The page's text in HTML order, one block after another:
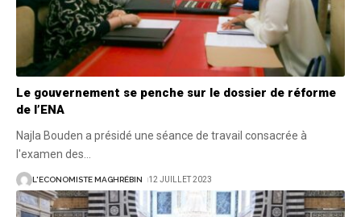
Le gouvernement se penche sur le dossier de réforme
de l’ENA
Najla Bouden a présidé une séance de travail consacrée à
l'examen des
L'ECONOMISTE MAGHRÉBIN 12 JUILLET 2023